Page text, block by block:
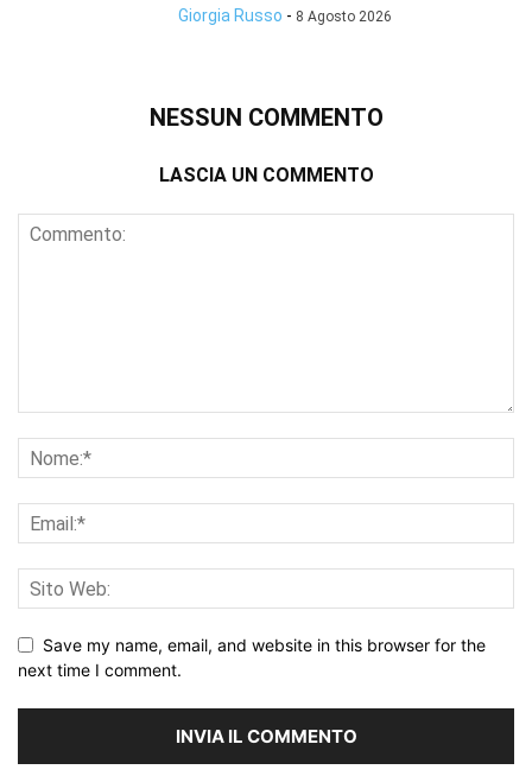
Giorgia Russo - 8 Agosto 2026
NESSUN COMMENTO
LASCIA UN COMMENTO
Save my name, email, and website in this browser for the
next time I comment.